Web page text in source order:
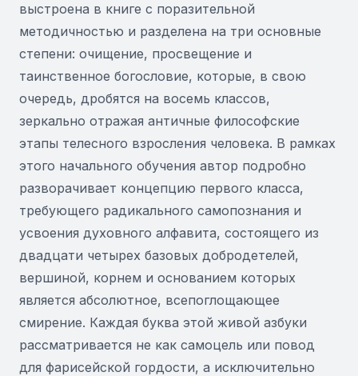
выстроена в книге с поразительной
методичностью и разделена на три основные
степени: очищение, просвещение и
таинственное богословие, которые, в свою
очередь, дробятся на восемь классов,
зеркально отражая античные философские
этапы телесного взросления человека. В рамках
этого начального обучения автор подробно
разворачивает концепцию первого класса,
требующего радикального самопознания и
усвоения духовного алфавита, состоящего из
двадцати четырех базовых добродетелей,
вершиной, корнем и основанием которых
является абсолютное, всепоглощающее
смирение. Каждая буква этой живой азбуки
рассматривается не как самоцель или повод
для фарисейской гордости, а исключительно